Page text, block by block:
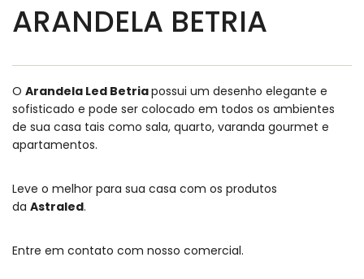
ARANDELA BETRIA
O Arandela Led Betriapossui um desenho elegante e
sofisticado e pode ser colocado em todos os ambientes
de sua casa tais como sala, quarto, varanda gourmet e
apartamentos.
Leve o melhor para sua casa com os produtos
da Astraled.
Entre em contato com nosso comercial.